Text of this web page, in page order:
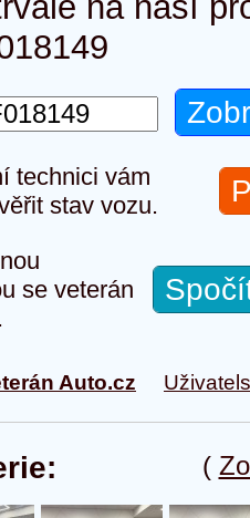
technici vám
stav vozu.
se veterán
Auto.cz
(